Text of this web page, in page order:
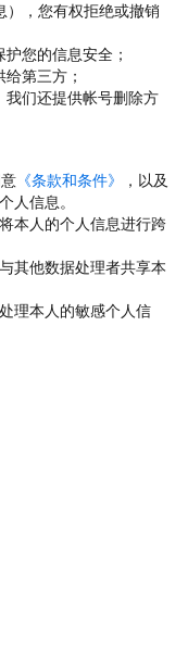
），您有权拒绝或撤销
您的信息安全；
第三方；
们还提供帐号删除方
《条款和条件》
，以及
人信息。
本人的个人信息进行跨
其他数据处理者共享本
理本人的敏感个人信